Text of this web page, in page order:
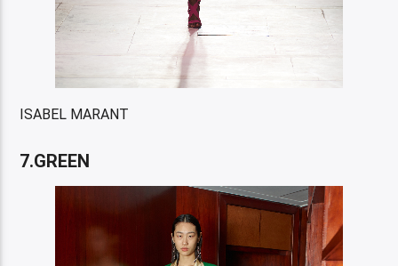
ISABEL MARANT
7.GREEN